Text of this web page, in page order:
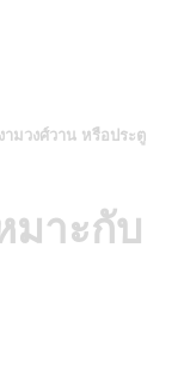
มวงศ์วาน หรือประตู
มาะกับ